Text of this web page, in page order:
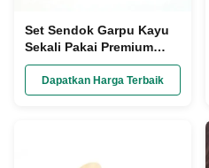
Set Sendok Garpu Kayu
Sekali Pakai Premium
yang Dibungkus Kertas
Dengan Logo yang
Disesuaikan
Dapatkan Harga Terbaik